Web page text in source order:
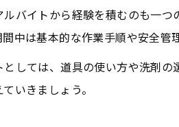
日
バイトから経験を積むのも一
中は基本的な作業手順や安全管
しては、道具の使い方や洗剤
いきましょう。